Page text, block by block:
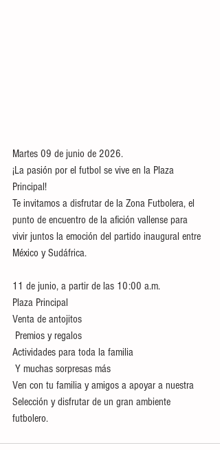
Martes 09 de junio de 2026.
¡La pasión por el futbol se vive en la Plaza
Principal!
Te invitamos a disfrutar de la Zona Futbolera, el
punto de encuentro de la afición vallense para
vivir juntos la emoción del partido inaugural entre
México y Sudáfrica.
11 de junio, a partir de las 10:00 a.m.
Plaza Principal
Venta de antojitos
Premios y regalos
Actividades para toda la familia
Y muchas sorpresas más
Ven con tu familia y amigos a apoyar a nuestra
Selección y disfrutar de un gran ambiente
futbolero.